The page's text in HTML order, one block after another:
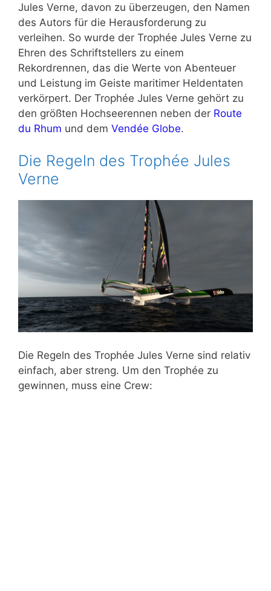
Jules Verne, davon zu überzeugen, den Namen
des Autors für die Herausforderung zu
verleihen. So wurde der Trophée Jules Verne zu
Ehren des Schriftstellers zu einem
Rekordrennen, das die Werte von Abenteuer
und Leistung im Geiste maritimer Heldentaten
verkörpert. Der Trophée Jules Verne gehört zu
den größten Hochseerennen neben der Route
du Rhum und dem Vendée Globe.
Die Regeln des Trophée Jules
Verne
Die Regeln des Trophée Jules Verne sind relativ
einfach, aber streng. Um den Trophée zu
gewinnen, muss eine Crew: